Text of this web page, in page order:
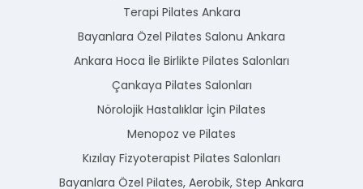
Terapi Pilates Ankara
Bayanlara Özel Pilates Salonu Ankara
Ankara Hoca İle Birlikte Pilates Salonları
Çankaya Pilates Salonları
Nörolojik Hastalıklar İçin Pilates
Menopoz ve Pilates
Kızılay Fizyoterapist Pilates Salonları
Bayanlara Özel Pilates, Aerobik, Step Ankara